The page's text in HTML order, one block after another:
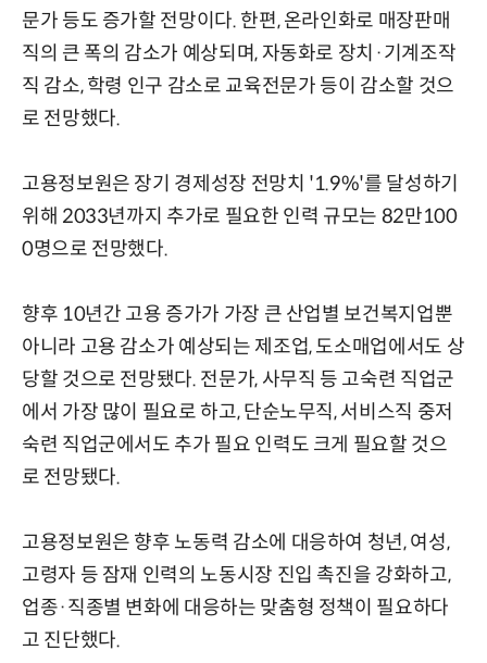
문가 등도 증가할 전망이다. 한편, 온라인화로 매장판매
직의 큰 폭의 감소가 예상되며, 자동화로 장치·기계조작
직 감소, 학령 인구 감소로 교육전문가 등이 감소할 것으
로 전망했다.
고용정보원은 장기 경제성장 전망치 '1.9%'를 달성하기
위해 2033년까지 추가로 필요한 인력 규모는 82만100
0명으로 전망했다.
향후 10년간 고용 증가가 가장 큰 산업별 보건복지업뿐
아니라 고용 감소가 예상되는 제조업, 도소매업에서도 상
당할 것으로 전망됐다. 전문가, 사무직 등 고숙련 직업군
에서 가장 많이 필요로 하고, 단순노무직, 서비스직 중저
숙련 직업군에서도 추가 필요 인력도 크게 필요할 것으
로 전망됐다.
고용정보원은 향후 노동력 감소에 대응하여 청년, 여성,
고령자 등 잠재 인력의 노동시장 진입 촉진을 강화하고,
업종·직종별 변화에 대응하는 맞춤형 정책이 필요하다
고 진단했다.